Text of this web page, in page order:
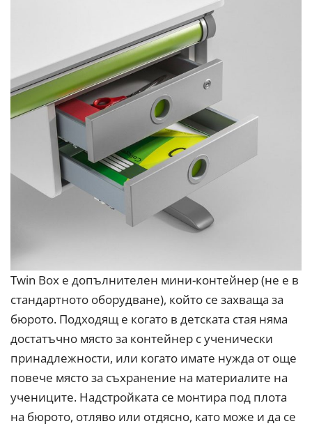
Twin Box е допълнителен мини-контейнер (не е в
стандартното оборудване), който се захваща за
бюрото. Подходящ е когато в детската стая няма
достатъчно място за контейнер с ученически
принадлежности, или когато имате нужда от още
повече място за съхранение на материалите на
учениците. Надстройката се монтира под плота
на бюрото, отляво или отдясно, като може и да се